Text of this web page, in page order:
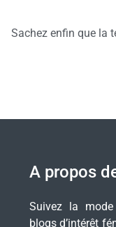
Sachez enfin que la
A propos
Suivez la
blogs d’intérêt